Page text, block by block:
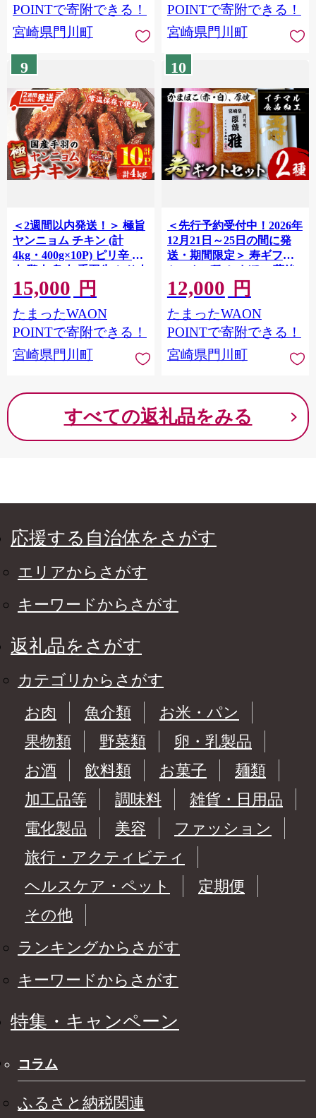
POINTで寄附できる！
宮崎県門川町
み おかず ご当地【AP-
POINTで寄附できる！
宮崎県門川町
9
＜2週間以内発送！＞ 極旨
ヤンニョム チキン (計
4kg・400g×10P) ピリ辛 お
肉 鶏肉 鳥肉 手羽先 とり肉
小分け おかず おつまみ 惣
菜 常温 保存 簡単調理
【AP-71】【株式会社 日向
屋】
15,000 円
たまったWAON
POINTで寄附できる！
宮崎県門川町
10
＜先行予約受付中！2026年
12月21日～25日の間に発
送・期間限定＞ 寿ギフト
セット(2種)かまぼこ 蒲鉾
練り物 厚焼き 贈答用 年末
正月 紅白 おせち 年内配送
宮崎県 門川町 【KI-2】
【イチマル食品加工有限会
12,000 円
たまったWAON
POINTで寄附できる！
宮崎県門川町
すべての返礼品をみる
応援する自治体をさがす
エリアからさがす
キーワードからさがす
返礼品をさがす
カテゴリからさがす
お肉
魚介類
お米・パン
果物類
野菜類
卵・乳製品
お酒
飲料類 お菓子
麺類
加工品等
調味料
雑貨・日用品
電化製品
美容
ファッション
旅行・アクティビティ
ヘルスケア・ペット
定期便
その他
ランキングからさがす
キーワードからさがす
特集・キャンペーン
コラム
ふるさと納税関連